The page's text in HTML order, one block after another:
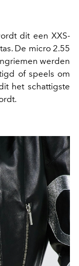
dit een XXS-
De micro 2.55
werden
of speels om
het schattigste